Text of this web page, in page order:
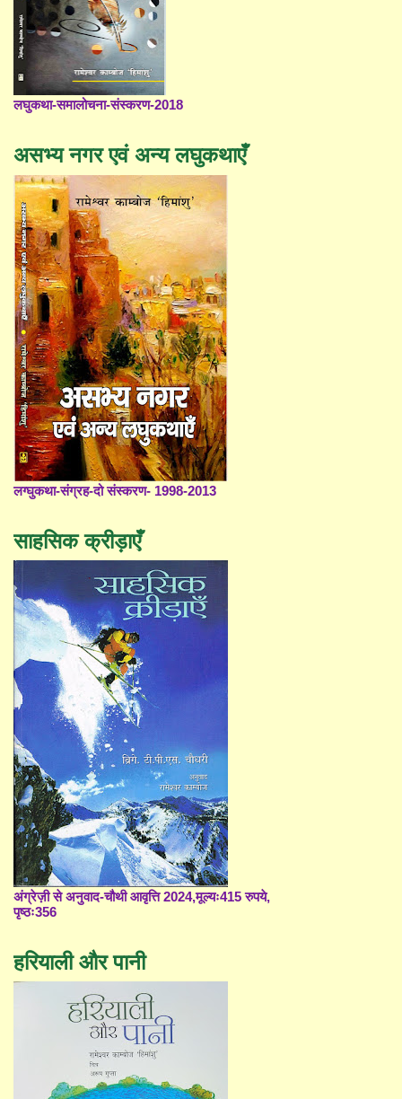
लघुकथा-समालोचना-संस्करण-2018
असभ्य नगर एवं अन्य लघुकथाएँ
लग्घुकथा-संग्रह-दो संस्करण- 1998-2013
साहसिक क्रीड़ाएँ
अंग्रेज़ी से अनुवाद-चौथी आवृत्ति 2024,मूल्यः415 रुपये,
पृष्ठः356
हरियाली और पानी